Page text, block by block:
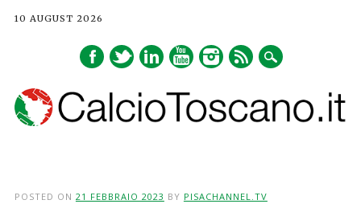
10 AUGUST 2026
POSTED ON 21 FEBBRAIO 2023 BY PISACHANNEL.TV